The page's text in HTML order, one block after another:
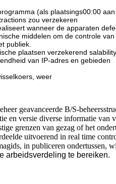
(als plaatsings00:00
zou verzekeren
wanneer de apparaten
middelen om de controle
publiek.
plaatsen verzekerend
van IP-adres en gebieden
weer
geavanceerde B/S-
en versie diverse informatie van
grenzen van gezag of het
uitvoerend in real time
in publiceren ondertussen,
arbeidsverdeling te bereiken.